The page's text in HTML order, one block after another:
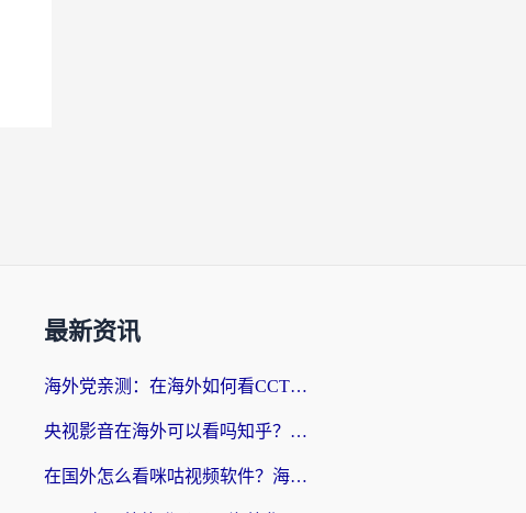
最新资讯
海外党亲测：在海外如何看CCTV？告别“仅限大陆播放”的实用指南
央视影音在海外可以看吗知乎？留学生亲测：3步解决地域限制+追剧自由
在国外怎么看咪咕视频软件？海外党亲测有效的回国加速方案